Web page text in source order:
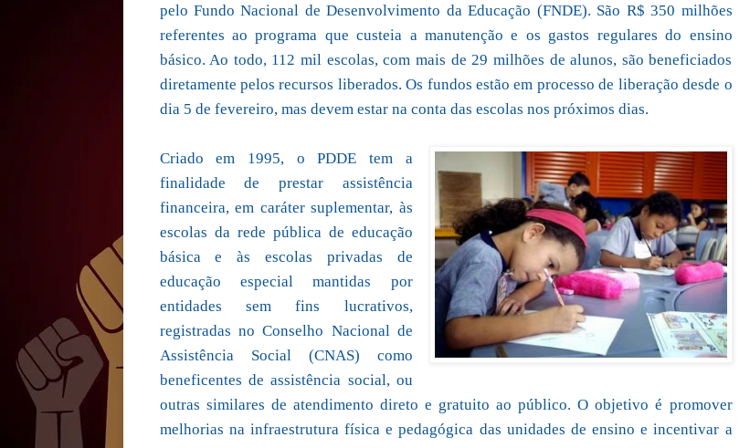
pelo Fundo Nacional de Desenvolvimento da Educação (FNDE). São R$ 350 milhões
referentes ao programa que custeia a manutenção e os gastos regulares do ensino
básico. Ao todo, 112 mil escolas, com mais de 29 milhões de alunos, são beneficiados
diretamente pelos recursos liberados. Os fundos estão em processo de liberação desde o
dia 5 de fevereiro, mas devem estar na conta das escolas nos próximos dias.
Criado em 1995, o PDDE tem a
finalidade de prestar assistência
financeira, em caráter suplementar, às
escolas da rede pública de educação
básica e às escolas privadas de
educação especial mantidas por
entidades sem fins lucrativos,
registradas no Conselho Nacional de
Assistência Social (CNAS) como
beneficentes de assistência social, ou
outras similares de atendimento direto e gratuito ao público. O objetivo é promover
melhorias na infraestrutura física e pedagógica das unidades de ensino e incentivar a